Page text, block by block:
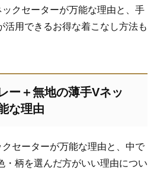
クセーターが万能な理由と、手
活用できるお得な着こなし方法も
ー＋無地の薄手Vネッ
な理由
セーターが万能な理由と、中で
・柄を選んだ方がいい理由につい